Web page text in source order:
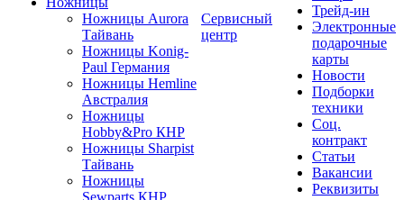
Ножницы Aurora
Тайвань
Ножницы Konig-
Paul Германия
Ножницы Hemline
Австралия
Ножницы
Hobby&Pro КНР
Ножницы Sharpist
Тайвань
Ножницы
Sewparts КНР
Сервисный
центр
Трейд-ин
Электронные
подарочные
карты
Новости
Подборки
техники
Соц.
контракт
Статьи
Вакансии
Реквизиты